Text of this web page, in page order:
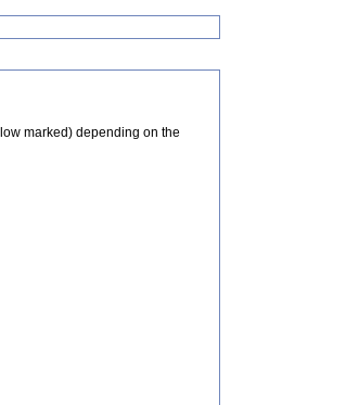
marked) depending on the